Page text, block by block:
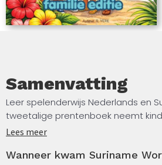
Samenvatting
Leer spelenderwijs Nederlands en
tweetalige prentenboek neemt
leuke ontdekkingstocht langs
eenvoudige werkwoorden: elk
Lees meer
Wanneer kwam Suriname